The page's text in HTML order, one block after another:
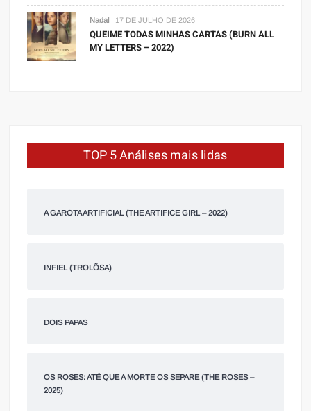
Nadal 17 DE JULHO DE 2026
QUEIME TODAS MINHAS CARTAS (BURN ALL
MY LETTERS – 2022)
TOP 5 Análises mais lidas
A GAROTA ARTIFICIAL (THE ARTIFICE GIRL – 2022)
INFIEL (TROLÕSA)
DOIS PAPAS
OS ROSES: ATÉ QUE A MORTE OS SEPARE (THE ROSES –
2025)